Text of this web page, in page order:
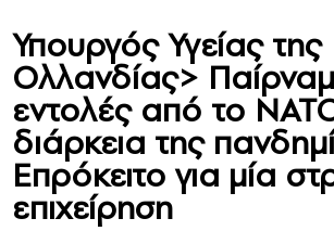
Υπουργός Υγείας της
Ολλανδίας>
εντολές από το
διάρκεια της
Επρόκειτο για μία
επιχείρηση